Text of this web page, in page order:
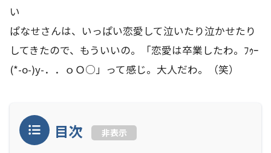
い
ぱなせさんは、いっぱい恋愛して泣いたり泣かせたり
してきたので、もういいの。「恋愛は卒業したわ。ﾌｩｰ
(*-o-)y-．．ｏＯ○」って感じ。大人だわ。（笑）
目次 非表示